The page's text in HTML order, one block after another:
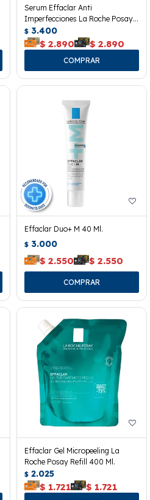
Serum Effaclar Anti
Imperfecciones La Roche Posay
30 Ml.
$ 3.400
$ 2.890 $ 2.890
Effaclar Duo+ M 40 Ml.
$ 3.000
$ 2.550 $ 2.550
Effaclar Gel Micropeeling La
Roche Posay Refill 400 Ml.
$ 2.025
$ 1.721 $ 1.721